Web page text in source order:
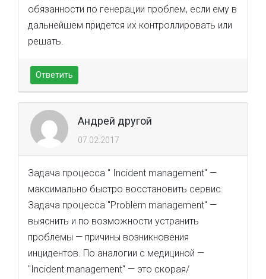
обязанности по генерации проблем, если ему в
дальнейшем придется их контроллировать или
решать.
Ответить
Андрей другой
07.02.2017
Задача процесса " Incident management" —
максимально быстро восстановить сервис.
Задача процесса "Problem management" —
выяснить и по возможности устранить
проблемы — причины возникновения
инцидентов. По аналогии с медициной —
"Incident management" — это скорая/